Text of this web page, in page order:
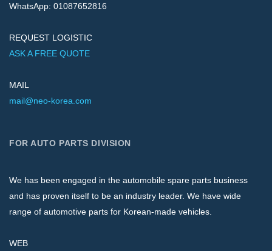
WhatsApp: 01087652816
REQUEST LOGISTIC
ASK A FREE QUOTE
MAIL
mail@neo-korea.com
FOR AUTO PARTS DIVISION
We has been engaged in the automobile spare parts business
and has proven itself to be an industry leader. We have wide
range of automotive parts for Korean-made vehicles.
WEB